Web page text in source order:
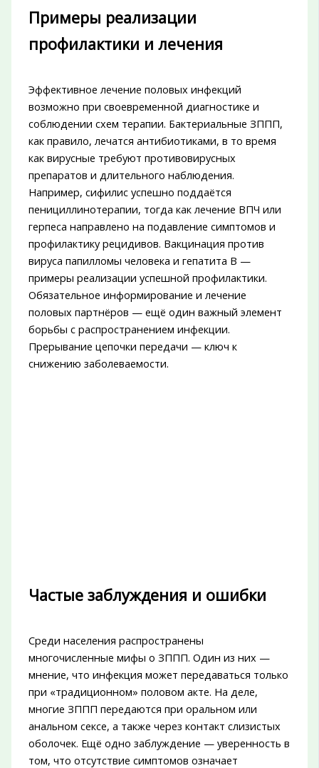
Примеры реализации
профилактики и лечения
Эффективное лечение половых инфекций
возможно при своевременной диагностике и
соблюдении схем терапии. Бактериальные ЗППП,
как правило, лечатся антибиотиками, в то время
как вирусные требуют противовирусных
препаратов и длительного наблюдения.
Например, сифилис успешно поддаётся
пенициллинотерапии, тогда как лечение ВПЧ или
герпеса направлено на подавление симптомов и
профилактику рецидивов. Вакцинация против
вируса папилломы человека и гепатита B —
примеры реализации успешной профилактики.
Обязательное информирование и лечение
половых партнёров — ещё один важный элемент
борьбы с распространением инфекции.
Прерывание цепочки передачи — ключ к
снижению заболеваемости.
Частые заблуждения и ошибки
Среди населения распространены
многочисленные мифы о ЗППП. Один из них —
мнение, что инфекция может передаваться только
при «традиционном» половом акте. На деле,
многие ЗППП передаются при оральном или
анальном сексе, а также через контакт слизистых
оболочек. Ещё одно заблуждение — уверенность в
том, что отсутствие симптомов означает